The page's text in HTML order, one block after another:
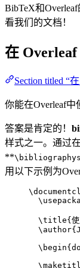
BibTeX和
看我们的文档！
在 Overleaf
Section titled “
你能在Overleaf中
答案是肯定的！
样式之一。通过
**
用以下示例为
\title{
\author
\begin{